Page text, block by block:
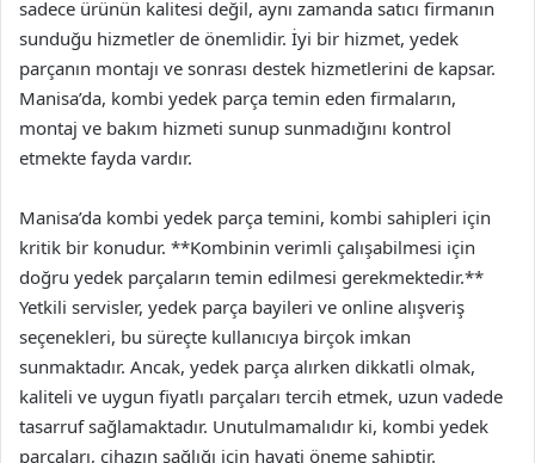
sadece ürünün kalitesi değil, aynı zamanda satıcı firmanın
sunduğu hizmetler de önemlidir. İyi bir hizmet, yedek
parçanın montajı ve sonrası destek hizmetlerini de kapsar.
Manisa’da, kombi yedek parça temin eden firmaların,
montaj ve bakım hizmeti sunup sunmadığını kontrol
etmekte fayda vardır.
Manisa’da kombi yedek parça temini, kombi sahipleri için
kritik bir konudur. **Kombinin verimli çalışabilmesi için
doğru yedek parçaların temin edilmesi gerekmektedir.**
Yetkili servisler, yedek parça bayileri ve online alışveriş
seçenekleri, bu süreçte kullanıcıya birçok imkan
sunmaktadır. Ancak, yedek parça alırken dikkatli olmak,
kaliteli ve uygun fiyatlı parçaları tercih etmek, uzun vadede
tasarruf sağlamaktadır. Unutulmamalıdır ki, kombi yedek
parçaları, cihazın sağlığı için hayati öneme sahiptir.